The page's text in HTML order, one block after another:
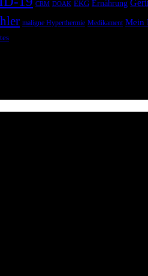
CRM DOAK EKG Ernährung
maligne Hyperthermie Medikament Mein